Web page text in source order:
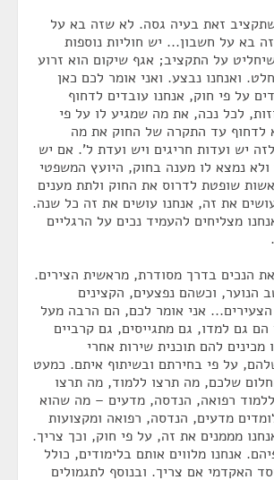
זאת בעיה גסה. לא שזה בא על
בא על חשבון... יש חוליות נוספות
על התקציב; אגף שיקום הוא זרוע
ואנחנו נבצע. ואני אומר לכם כאן
על פי חוק, אנחנו עובדים לדחוף
לכל נכה, את מה שמגיע לו על פי
לדחוף עד התקרה של החוק את מה
יש ועדות חריגים ויש ועדת ל'. אם יש
נמצא לו מענה בחוק, היועץ המשפטי
שופטת לדרוס את החוק ולתת מענים
את זה, אנחנו עושים את זה כל שנה.
מצליחים להעמיד נכים על הרגליים
הנכים בדרך מסודרת, מראשית הצירים.
הנוער, וכשהם נפצעים, הקצינים
הצעירים... אני אומר לכם, הם הרבה מעל
גם למדו, גם מתגייסים, גם קרביים
מכינים להם תוכנית שירות אחרי
על פי בחירתם ובשיתוף איתם. כמעט
שלכם, מה תרצו ללמוד, מה תרצו
ללמוד רפואה, הנדסה, מדעים – מה שהוא
מדעים, הנדסה, רפואה ומקצועות
מממנים את זה, על פי חוק, וכך צריך.
אנחנו מלווים אותם בלימודים, כולל
האקדמי אם צריך. ובנוסף לתגמולים